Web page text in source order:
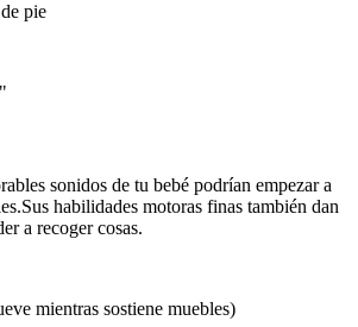
pie
sonidos de tu bebé podrían empezar a
Sus habilidades motoras finas también dan
a recoger cosas.
mientras sostiene muebles)